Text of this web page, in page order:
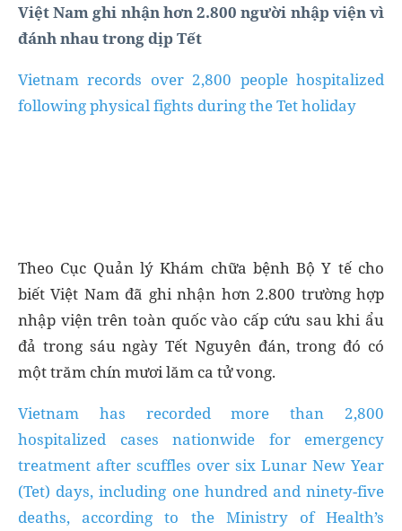
Việt Nam ghi nhận hơn 2.800 người nhập viện vì
đánh nhau trong dịp Tết
Vietnam records over 2,800 people hospitalized
following physical fights during the Tet holiday
Theo Cục Quản lý Khám chữa bệnh Bộ Y tế cho
biết Việt Nam đã ghi nhận hơn 2.800 trường hợp
nhập viện trên toàn quốc vào cấp cứu sau khi ẩu
đả trong sáu ngày Tết Nguyên đán, trong đó có
một trăm chín mươi lăm ca tử vong.
Vietnam has recorded more than 2,800
hospitalized cases nationwide for emergency
treatment after scuffles over six Lunar New Year
(Tet) days, including one hundred and ninety-five
deaths, according to the Ministry of Health’s